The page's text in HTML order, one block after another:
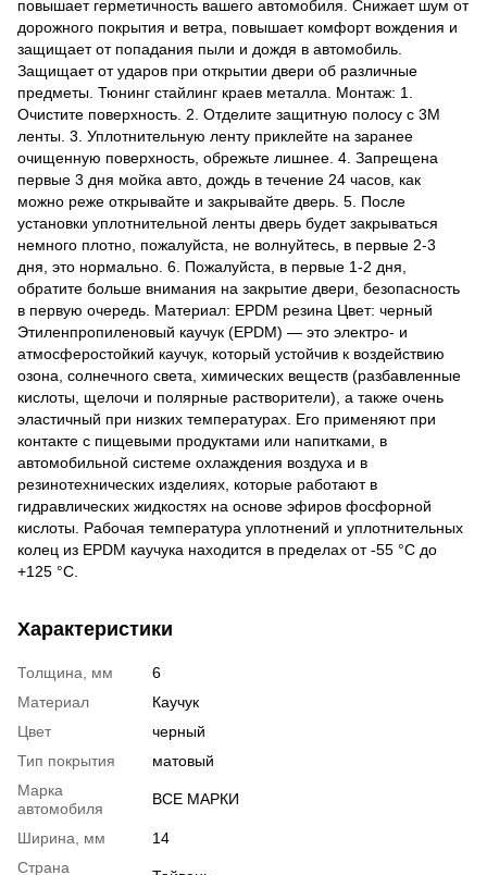
повышает герметичность вашего автомобиля. Снижает шум от
дорожного покрытия и ветра, повышает комфорт вождения и
защищает от попадания пыли и дождя в автомобиль.
Защищает от ударов при открытии двери об различные
предметы. Тюнинг стайлинг краев металла. Монтаж: 1.
Очистите поверхность. 2. Отделите защитную полосу с 3М
ленты. 3. Уплотнительную ленту приклейте на заранее
очищенную поверхность, обрежьте лишнее. 4. Запрещена
первые 3 дня мойка авто, дождь в течение 24 часов, как
можно реже открывайте и закрывайте дверь. 5. После
установки уплотнительной ленты дверь будет закрываться
немного плотно, пожалуйста, не волнуйтесь, в первые 2-3
дня, это нормально. 6. Пожалуйста, в первые 1-2 дня,
обратите больше внимания на закрытие двери, безопасность
в первую очередь. Материал: EPDM резина Цвет: черный
Этиленпропиленовый каучук (EPDM) — это электро- и
атмосферостойкий каучук, который устойчив к воздействию
озона, солнечного света, химических веществ (разбавленные
кислоты, щелочи и полярные растворители), а также очень
эластичный при низких температурах. Его применяют при
контакте с пищевыми продуктами или напитками, в
автомобильной системе охлаждения воздуха и в
резинотехнических изделиях, которые работают в
гидравлических жидкостях на основе эфиров фосфорной
кислоты. Рабочая температура уплотнений и уплотнительных
колец из EPDM каучука находится в пределах от -55 °С до
+125 °С.
Характеристики
Толщина, мм
6
Материал
Каучук
Цвет
черный
Тип покрытия
матовый
Марка
автомобиля
ВСЕ МАРКИ
Ширина, мм
14
Страна